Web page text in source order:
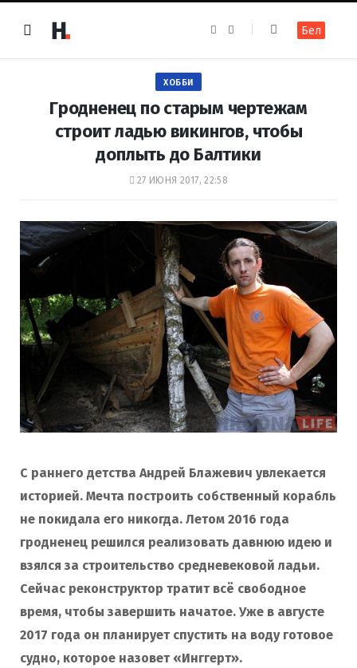
e
k
t
a
m
Бел
ХОББИ
Гродненец по старым чертежам
строит ладью викингов, чтобы
доплыть до Балтики
27 ИЮНЯ 2017, 22:58
С раннего детства Андрей Блажевич увлекается
историей. Мечта построить собственный корабль
не покидала его никогда. Летом 2016 года
гродненец решился реализовать давнюю идею и
взялся за строительство средневековой ладьи.
Сейчас реконструктор тратит всё свободное
время, чтобы завершить начатое. Уже в августе
2017 года он планирует спустить на воду готовое
судно, которое назовет «Инггерт».